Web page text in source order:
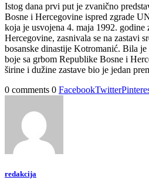
Istog dana prvi put je zvanično
Bosne i Hercegovine ispred zgrade
koja je usvojena 4. maja 1992. godine
Hercegovine, zasnivala se na zastavi
bosanske dinastije Kotromanić. Bila
boje sa grbom Republike Bosne i
širine i dužine zastave bio je jedan
0 comments 0 FacebookTwitter
redakcija